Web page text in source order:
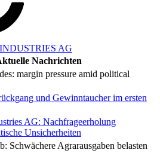
AG
Nachrichten
margin pressure amid political
und Gewinntaucher im ersten
AG: Nachfrageerholung
Unsicherheiten
Schwächere Agrarausgaben belasten